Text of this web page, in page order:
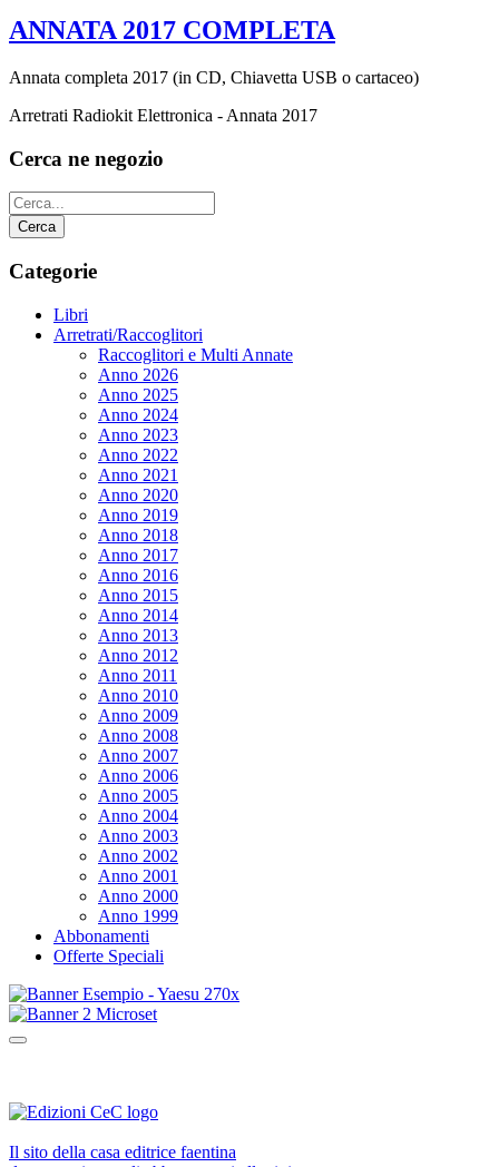
ANNATA 2017 COMPLETA
Annata completa 2017 (in CD, Chiavetta USB o cartaceo)
Arretrati Radiokit Elettronica - Annata 2017
Cerca ne negozio
Categorie
Libri
Arretrati/Raccoglitori
Raccoglitori e Multi Annate
Anno 2026
Anno 2025
Anno 2024
Anno 2023
Anno 2022
Anno 2021
Anno 2020
Anno 2019
Anno 2018
Anno 2017
Anno 2016
Anno 2015
Anno 2014
Anno 2013
Anno 2012
Anno 2011
Anno 2010
Anno 2009
Anno 2008
Anno 2007
Anno 2006
Anno 2005
Anno 2004
Anno 2003
Anno 2002
Anno 2001
Anno 2000
Anno 1999
Abbonamenti
Offerte Speciali
Il sito della casa editrice faentina